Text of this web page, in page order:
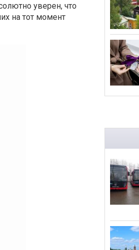
уверен, что
на тот момент